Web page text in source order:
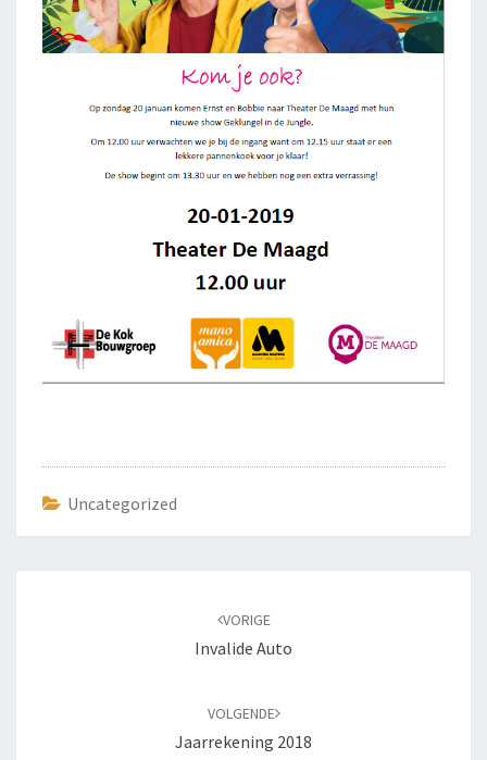
Uncategorized
VORIGE
Invalide Auto
VOLGENDE
Jaarrekening 2018